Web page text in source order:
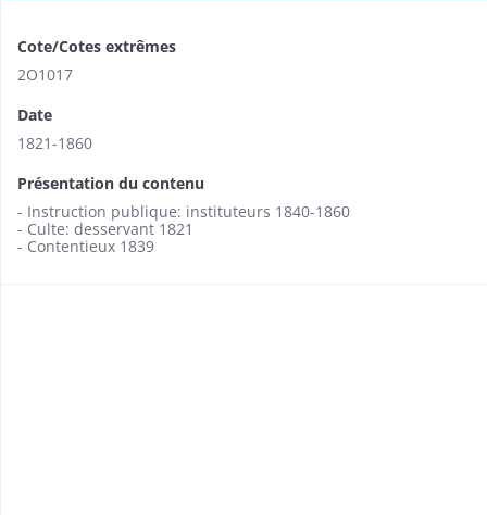
Cote/Cotes extrêmes
2O1017
Date
1821-1860
Présentation du contenu
- Instruction publique: instituteurs 1840-1860
- Culte: desservant 1821
- Contentieux 1839